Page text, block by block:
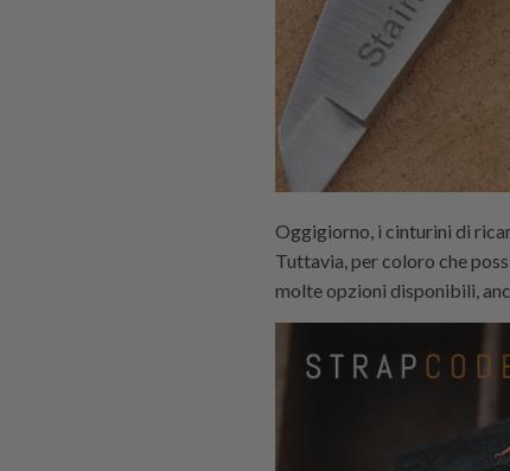
Oggigiorno, i cinturini di
Tuttavia, per coloro che
molte opzioni disponibili,